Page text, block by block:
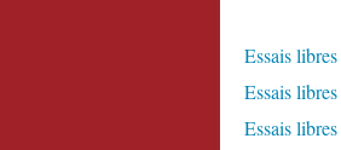
Essais libres
Essais
Essais